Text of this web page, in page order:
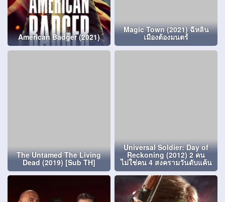
American Badger (2021)
Magic Town (2021) ฉีหลิน
เมืองต้องมนตร์
The Untamed The Living
Dead (2019) [Sub TH]
Universal Soldier: Day of
Reckoning (2012) 2 คน
ไม่ใช่คน 4 สงครามวันดับแค้น